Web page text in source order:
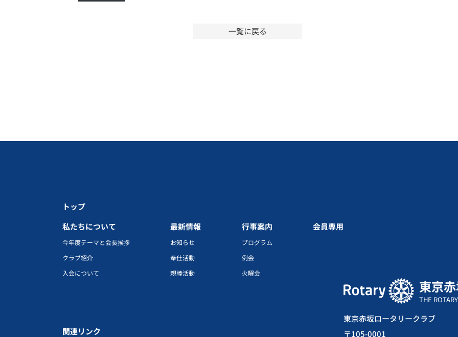
一覧に戻る
トップ
私たちについて
今年度テーマと会長挨拶
クラブ紹介
入会について
最新情報
お知らせ
奉仕活動
親睦活動
行事案内
プログラム
例会
火曜会
会員専用
関連リンク
東京
THE
東京赤坂ロータリークラブ
〒105-0001